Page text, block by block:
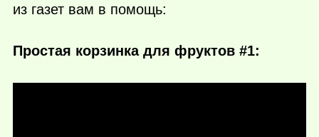
из газет вам в помощь:
Простая корзинка для фруктов #1: